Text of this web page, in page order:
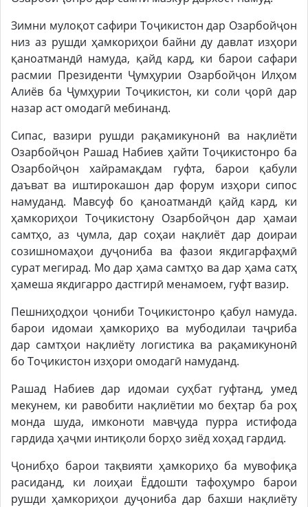
Зимни мулоқот сафири Тоҷикистон дар Озарбойҷон
низ аз рушди ҳамкориҳои байни ду давлат изҳори
қаноатмандӣ намуда, қайд кард, ки барои сафари
расмии Президенти Ҷумҳурии Озарбойҷон Илҳом
Алиёв ба Ҷумҳурии Тоҷикистон, ки соли ҷорӣ дар
назар аст омодагӣ мебинанд.
Сипас, вазири рушди рақамикунонӣ ва нақлиёти
Озарбойҷон Рашад Набиев ҳайти Тоҷикистонро ба
Озарбойҷон хайрамақдам гуфта, барои қабули
даъват ва иштирокашон дар форум изҳори сипос
намуданд. Мавсуф бо қаноатмандӣ қайд кард, ки
ҳамкориҳои Тоҷикистону Озарбойҷон дар ҳамаи
самтҳо, аз ҷумла, дар соҳаи нақлиёт дар доираи
созишномаҳои дуҷониба ва фазои якдигарфаҳмӣ
сурат мегирад. Мо дар ҳама самтҳо ва дар ҳама сатҳ
ҳамеша якдигарро дастгирӣ менамоем, гуфт вазир.
Пешниҳодҳои ҷониби Тоҷикистонро қабул намуда.
барои идомаи ҳамкориҳо ва мубодилаи таҷриба
дар самтҳои нақлиёту логистика ва рақамикунонӣ
бо Тоҷикистон изҳори омодагӣ намуданд.
Рашад Набиев дар идомаи суҳбат гуфтанд, умед
мекунем, ки равобити нақлиётии мо беҳтар ба роҳ
монда шуда, имконоти мавҷуда пурра истифода
гардида ҳаҷми интиқоли борҳо зиёд хоҳад гардид.
Ҷонибҳо барои тақвияти ҳамкориҳо ба мувофиқа
расиданд, ки лоиҳаи Ёддошти тафоҳумро барои
рушди ҳамкориҳои дуҷониба дар бахши нақлиёту